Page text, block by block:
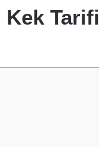
Kek Tarifi